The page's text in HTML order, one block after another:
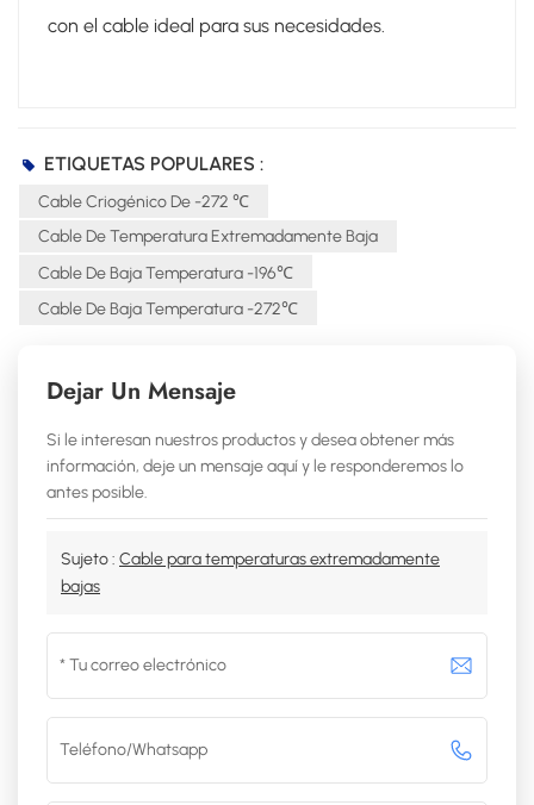
con el cable ideal para sus necesidades.
ETIQUETAS POPULARES :
Cable Criogénico De -272 ℃
Cable De Temperatura Extremadamente Baja
Cable De Baja Temperatura -196℃
Cable De Baja Temperatura -272℃
Dejar Un Mensaje
Si le interesan nuestros productos y desea obtener más
información, deje un mensaje aquí y le responderemos lo
antes posible.
Sujeto : Cable para temperaturas extremadamente
bajas